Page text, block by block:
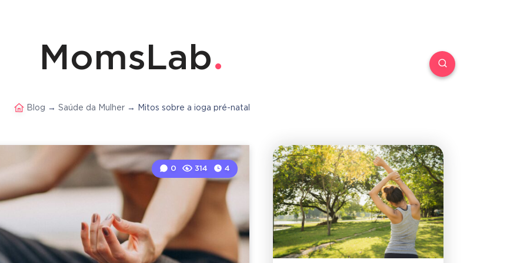
MomsLab
Blog → Saúde da Mulher→ Mitos sobre a ioga pré-natal
0 314 4